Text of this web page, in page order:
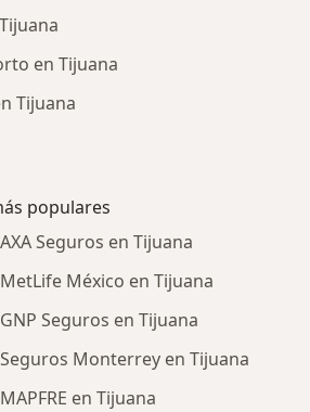
en Tijuana
Tijuana
populares
Seguros en Tijuana
México en Tijuana
Seguros en Tijuana
Monterrey en Tijuana
en Tijuana